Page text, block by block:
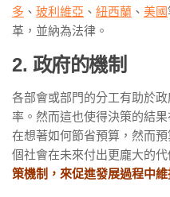
多 、 玻利維亞 、 紐西蘭 、 美國
革，並納為法律。
2. 政府的機制
各部會或部門的分工有助於
率。然而這也使得決策的結
在想著如何節省預算，然而
個社會在未來付出更龐大的代
策機制，來促進發展過程中